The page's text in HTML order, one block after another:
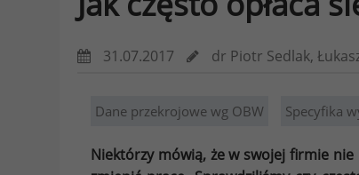
31.07.2017 dr Piotr Sedlak,
Dane przekrojowe wg OBW Specyfika
Niektórzy mówią, że w swojej firmie nie